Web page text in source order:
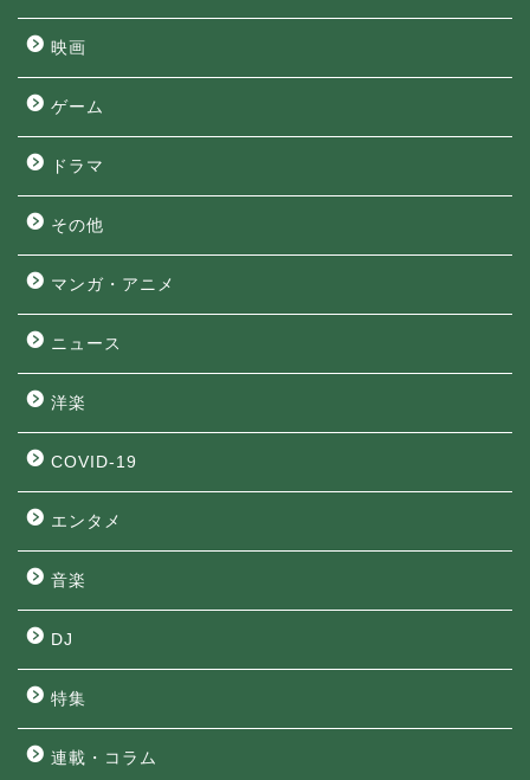
映画
ゲーム
ドラマ
その他
マンガ・アニメ
ニュース
洋楽
COVID-19
エンタメ
音楽
DJ
特集
連載・コラム